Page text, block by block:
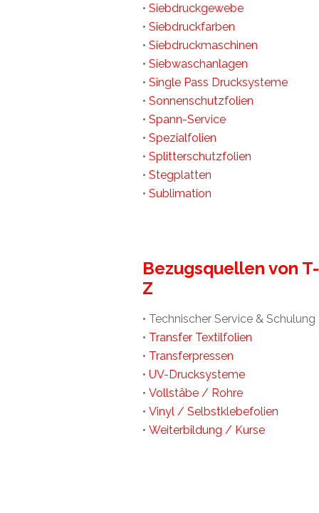
• Siebdruckgewebe
• Siebdruckfarben
• Siebdruckmaschinen
• Siebwaschanlagen
• Single Pass Drucksysteme
• Sonnenschutzfolien
• Spann-Service
• Spezialfolien
• Splitterschutzfolien
• Stegplatten
• Sublimation
Bezugsquellen von T-
Z
• Technischer Service & Schulung
• Transfer Textilfolien
• Transferpressen
• UV-Drucksysteme
• Vollstäbe / Rohre
• Vinyl / Selbstklebefolien
• Weiterbildung / Kurse